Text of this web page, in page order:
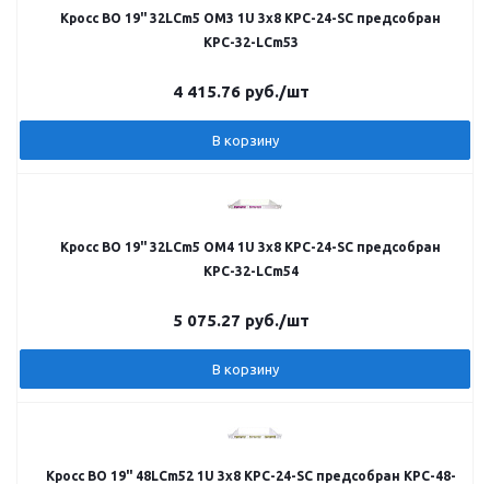
Кросс ВО 19" 32LCm5 OM3 1U 3х8 КРС-24-SC предсобран
КРС-32-LCm53
4 415.76 руб./шт
В корзину
Кросс ВО 19" 32LCm5 OM4 1U 3х8 КРС-24-SC предсобран
КРС-32-LCm54
5 075.27 руб./шт
В корзину
Кросс ВО 19" 48LCm52 1U 3х8 КРС-24-SC предсобран КРС-48-